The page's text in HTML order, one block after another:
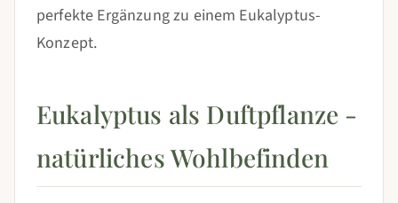
perfekte Ergänzung zu einem Eukalyptus-
Konzept.
Eukalyptus als Duftpflanze -
natürliches Wohlbefinden